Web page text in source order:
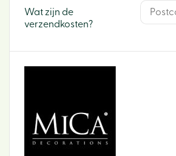
Wat zijn de
verzendkosten?